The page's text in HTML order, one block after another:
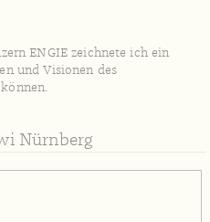
ENGIE zeichnete ich ein
und Visionen des
Nürnberg